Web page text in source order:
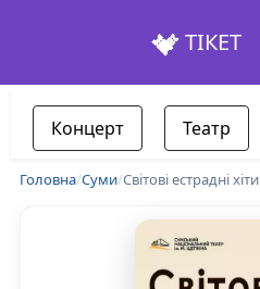
ТІКЕТ
Концерт Театр
Головна/Суми/Світові естрадні хіти